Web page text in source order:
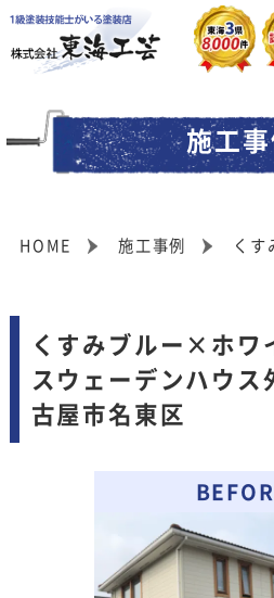
施工
HOME 施工事例 くす
くすみブルー×ホワ
スウェーデンハウス
古屋市名東区